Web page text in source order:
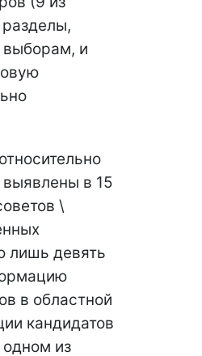
и
в 15
\
лишь девять
в областной
кандидатов
одном из